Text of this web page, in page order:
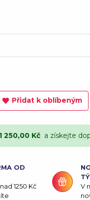
Přidat k oblíbeným
1 250,00 Kč a získejte
OD
1250 Kč
V